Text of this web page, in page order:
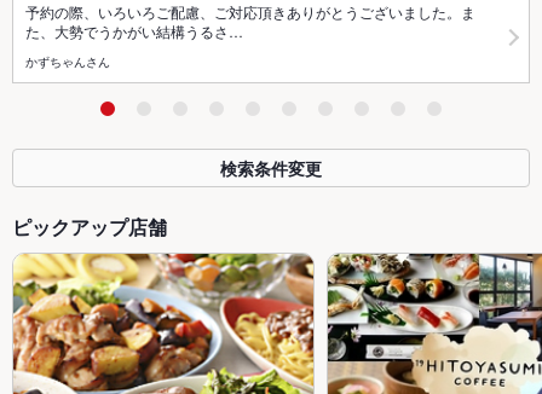
予約の際、いろいろご配慮、ご対応頂きありがとうございました。ま
た、大勢でうかがい結構うるさ…
かずちゃんさん
検索条件変更
ピックアップ店舗